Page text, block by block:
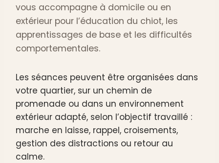
vous accompagne à domicile ou en
extérieur pour l’éducation du chiot, les
apprentissages de base et les difficultés
comportementales.
Les séances peuvent être organisées dans
votre quartier, sur un chemin de
promenade ou dans un environnement
extérieur adapté, selon l’objectif travaillé :
marche en laisse, rappel, croisements,
gestion des distractions ou retour au
calme.